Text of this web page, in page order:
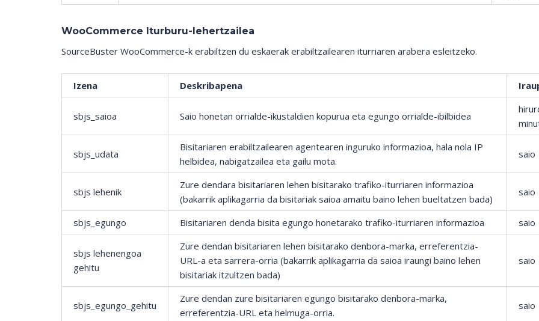
WooCommerce Iturburu-lehertzailea
SourceBuster WooCommerce-k erabiltzen du eskaerak erabiltzailearen iturriaren arabera esleitzeko.
Izena Deskribapena
sbjs_saioa Saio honetan orrialde-ikustaldien kopurua eta egungo orrialde-ibilbidea
sbjs_udata
Bisitariaren erabiltzailearen agentearen inguruko informazioa, hala nola IP
helbidea, nabigatzailea eta gailu mota.
saio
sbjs lehenik
Zure dendara bisitariaren lehen bisitarako trafiko-iturriaren informazioa
(bakarrik aplikagarria da bisitariak saioa amaitu baino lehen bueltatzen bada)
saio
sbjs_egungo Bisitariaren denda bisita egungo honetarako trafiko-iturriaren informazioa saio
sbjs lehenengoa
gehitu
Zure dendan bisitariaren lehen bisitarako denbora-marka, erreferentzia-
URL-a eta sarrera-orria (bakarrik aplikagarria da saioa iraungi baino lehen
bisitariak itzultzen bada)
saio
sbjs_egungo_gehitu
Zure dendan zure bisitariaren egungo bisitarako denbora-marka,
erreferentzia-URL eta helmuga-orria.
saio